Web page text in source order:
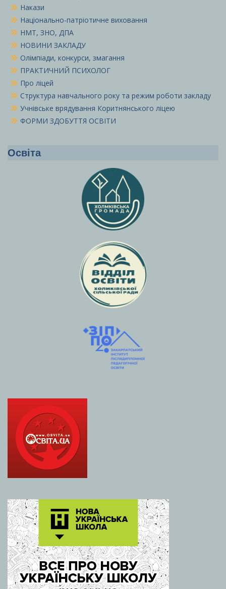
Накази
Національно-патріотичне виховання
НМТ, ЗНО, ДПА
НОВИНИ ЗАКЛАДУ
Олімпіади, конкурси, змагання
ПРАКТИЧНИЙ ПСИХОЛОГ
Про ліцей
Структура навчального року та режим роботи закладу
Учнівське врядування Коритнянського ліцею
ФОРМИ ЗДОБУТТЯ ОСВІТИ
Освіта